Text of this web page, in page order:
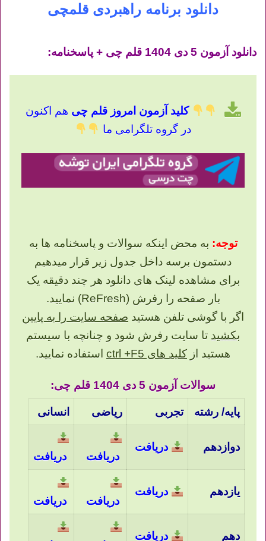
دانلود برنامه راهبردی قلمچی
دانلود آزمون 5 دی 1404 قلم چی + پاسخنامه:
کلید آزمون امروز قلم چی هم اکنون
در گروه تلگرامی ما
توجه: به محض اینکه سوالات و پاسخنامه ها به
دستمون برسه داخل جدول زیر قرار میدهیم
برای مشاهده لینک های دانلود هر چند دقیقه یک
بار صفحه را رفرش (ReFresh) نمایید.
اگر با گوشی تلفن هستید صفحه سایت را به پایین
بکشید تا سایت رفرش شود و چنانچه با سیستم
هستید از کلید های ctrl +F5 استفاده نمایید.
سوالات آزمون 5 دی 1404 قلم چی:
پایه/ رشته تجربی ریاضی انسانی
دوازدهم دریافت
دریافت دریافت
یازدهم دریافت
دریافت دریافت
دهم دریافت